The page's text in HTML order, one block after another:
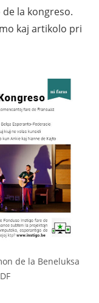
la kongreso.
kaj artikolo pri
de la Beneluksa